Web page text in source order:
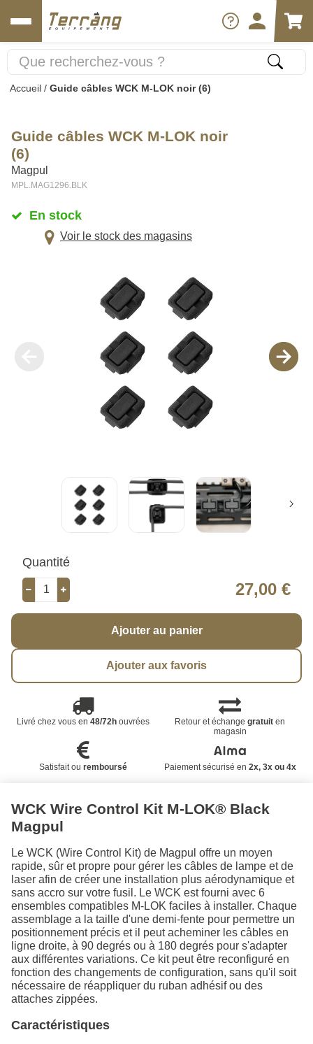
Accueil / Guide câbles WCK M-LOK noir (6)
Guide câbles WCK M-LOK noir
(6)
Magpul
MPL.MAG1296.BLK
En stock
Voir le stock des magasins
Quantité
27,00 €
Ajouter au panier
Ajouter aux favoris
Livré chez vous en 48/72houvrées Retour et échangegratuit en
magasin
Satisfait ou remboursé Paiement sécurisé en 2x, 3x ou 4x
WCK Wire Control Kit M-LOK® Black
Magpul
Le WCK (Wire Control Kit) de Magpul offre un moyen
rapide, sûr et propre pour gérer les câbles de lampe et de
laser afin de créer une installation plus aérodynamique et
sans accro sur votre fusil. Le WCK est fourni avec 6
ensembles compatibles M-LOK faciles à installer. Chaque
assemblage a la taille d'une demi-fente pour permettre un
positionnement précis et il peut acheminer les câbles en
ligne droite, à 90 degrés ou à 180 degrés pour s'adapter
aux différentes variations. Ce kit peut être reconfiguré en
fonction des changements de configuration, sans qu'il soit
nécessaire de réappliquer du ruban adhésif ou des
attaches zippées.
Caractéristiques